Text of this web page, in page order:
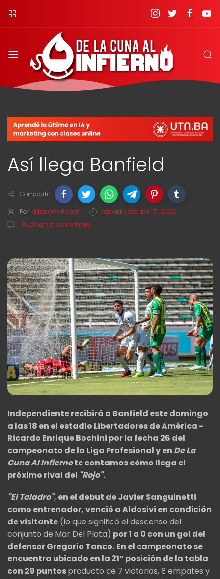
Así llega Banfield
Compartir
Por Nazareno Rosen
sábado, octubre 15, 2022
Publicar un comentario
Independiente recibirá a Banfield este domingo
a las 18 en el estadio Libertadores de América -
Ricardo Enrique Bochini por la fecha 26 del
campeonato de la Liga Profesional y en De La
Cuna Al Infiernote contamos cómo llega el
próximo rival del "Rojo".
"El Taladro",en el debut de Javier Sanguinetti
como entrenador, venció a Aldosivi en condición
de visitante (lo que significó el descenso del
conjunto de Mar Del Plata) por 1 a 0 con un gol del
defensor Gregorio Tanco. En el campeonato se
encuentra ubicado en la 21° posición de la tabla
con 29 puntosproducto de 7 victorias, 8 empates y